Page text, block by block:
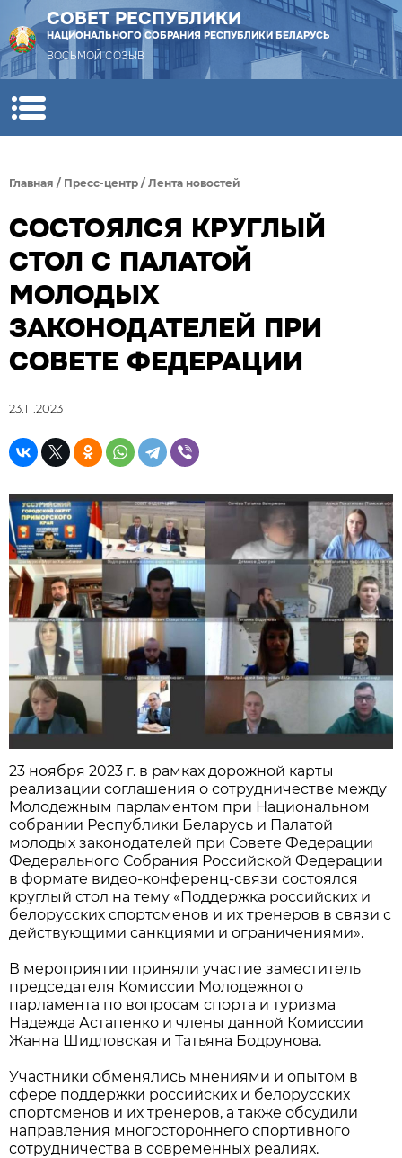
СОВЕТ РЕСПУБЛИКИ
НАЦИОНАЛЬНОГО СОБРАНИЯ РЕСПУБЛИКИ БЕЛАРУСЬ
ВОСЬМОЙ СОЗЫВ
Главная / Пресс-центр / Лента новостей
СОСТОЯЛСЯ КРУГЛЫЙ
СТОЛ C ПАЛАТОЙ
МОЛОДЫХ
ЗАКОНОДАТЕЛЕЙ ПРИ
СОВЕТЕ ФЕДЕРАЦИИ
23.11.2023
23 ноября 2023 г. в рамках дорожной карты
реализации соглашения о сотрудничестве между
Молодежным парламентом при Национальном
собрании Республики Беларусь и Палатой
молодых законодателей при Совете Федерации
Федерального Собрания Российской Федерации
в формате видео-конференц-связи состоялся
круглый стол на тему «Поддержка российских и
белорусских спортсменов и их тренеров в связи с
действующими санкциями и ограничениями».
В мероприятии приняли участие заместитель
председателя Комиссии Молодежного
парламента по вопросам спорта и туризма
Надежда Астапенко и члены данной Комиссии
Жанна Шидловская и Татьяна Бодрунова.
Участники обменялись мнениями и опытом в
сфере поддержки российских и белорусских
спортсменов и их тренеров, а также обсудили
направления многостороннего спортивного
сотрудничества в современных реалиях.